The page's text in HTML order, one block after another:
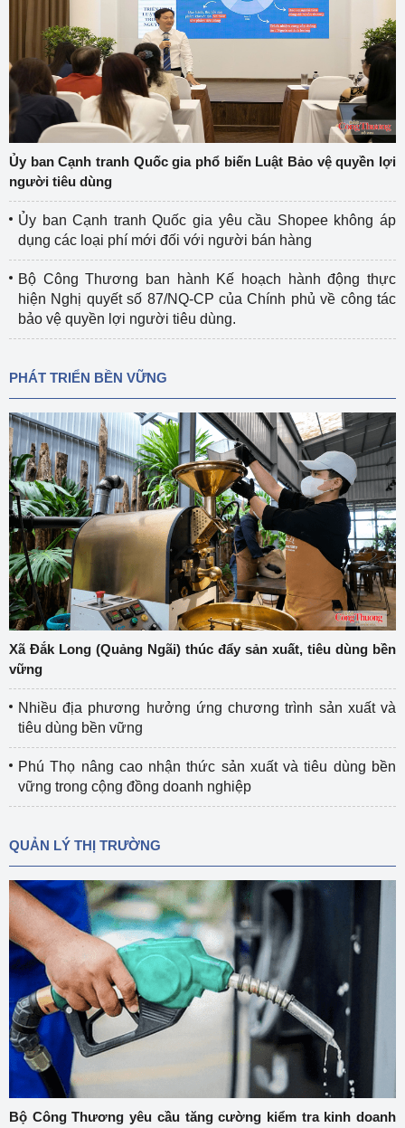
Ủy ban Cạnh tranh Quốc gia phổ biến Luật Bảo vệ quyền lợi
người tiêu dùng
Ủy ban Cạnh tranh Quốc gia yêu cầu Shopee không áp
dụng các loại phí mới đối với người bán hàng
Bộ Công Thương ban hành Kế hoạch hành động thực
hiện Nghị quyết số 87/NQ-CP của Chính phủ về công tác
bảo vệ quyền lợi người tiêu dùng.
PHÁT TRIỂN BỀN VỮNG
Xã Đắk Long (Quảng Ngãi) thúc đẩy sản xuất, tiêu dùng bền
vững
Nhiều địa phương hưởng ứng chương trình sản xuất và
tiêu dùng bền vững
Phú Thọ nâng cao nhận thức sản xuất và tiêu dùng bền
vững trong cộng đồng doanh nghiệp
QUẢN LÝ THỊ TRƯỜNG
Bộ Công Thương yêu cầu tăng cường kiểm tra kinh doanh